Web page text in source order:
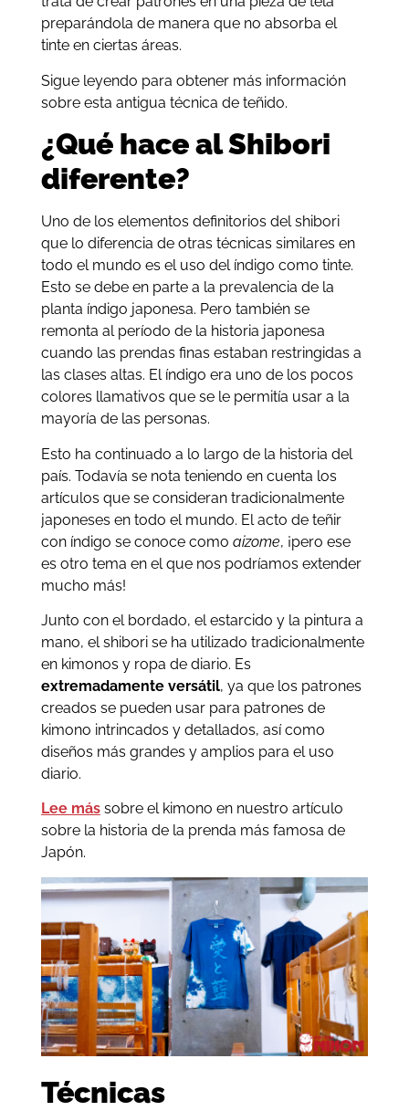
preparándola de manera que no absorba el
tinte en ciertas áreas.
Sigue leyendo para obtener más información
sobre esta antigua técnica de teñido.
¿Qué hace al Shibori
diferente?
Uno de los elementos definitorios del shibori
que lo diferencia de otras técnicas similares en
todo el mundo es el uso del índigo como tinte.
Esto se debe en parte a la prevalencia de la
planta índigo japonesa. Pero también se
remonta al período de la historia japonesa
cuando las prendas finas estaban restringidas a
las clases altas. El índigo era uno de los pocos
colores llamativos que se le permitía usar a la
mayoría de las personas.
Esto ha continuado a lo largo de la historia del
país. Todavía se nota teniendo en cuenta los
artículos que se consideran tradicionalmente
japoneses en todo el mundo. El acto de teñir
con índigo se conoce como aizome, ¡pero ese
es otro tema en el que nos podríamos extender
mucho más!
Junto con el bordado, el estarcido y la pintura a
mano, el shibori se ha utilizado tradicionalmente
en kimonos y ropa de diario. Es
extremadamente versátil, ya que los patrones
creados se pueden usar para patrones de
kimono intrincados y detallados, así como
diseños más grandes y amplios para el uso
diario.
Lee mássobre el kimono en nuestro artículo
sobre la historia de la prenda más famosa de
Japón.
Técnicas